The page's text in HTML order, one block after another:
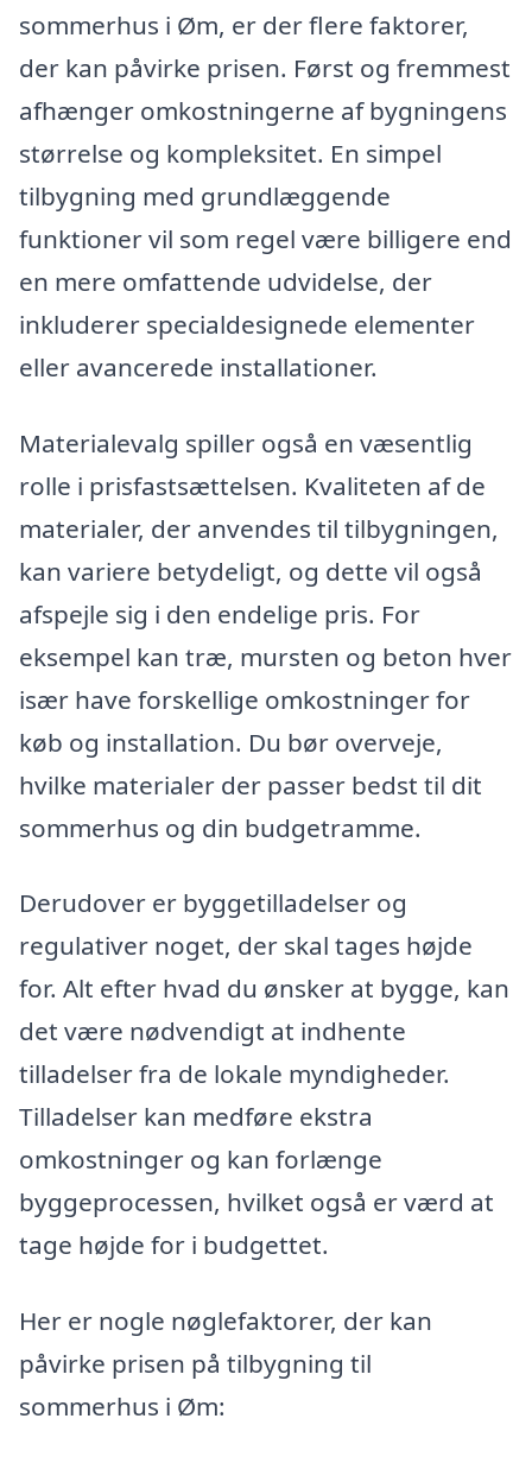
sommerhus i Øm, er der flere faktorer,
der kan påvirke prisen. Først og fremmest
afhænger omkostningerne af bygningens
størrelse og kompleksitet. En simpel
tilbygning med grundlæggende
funktioner vil som regel være billigere end
en mere omfattende udvidelse, der
inkluderer specialdesignede elementer
eller avancerede installationer.
Materialevalg spiller også en væsentlig
rolle i prisfastsættelsen. Kvaliteten af de
materialer, der anvendes til tilbygningen,
kan variere betydeligt, og dette vil også
afspejle sig i den endelige pris. For
eksempel kan træ, mursten og beton hver
især have forskellige omkostninger for
køb og installation. Du bør overveje,
hvilke materialer der passer bedst til dit
sommerhus og din budgetramme.
Derudover er byggetilladelser og
regulativer noget, der skal tages højde
for. Alt efter hvad du ønsker at bygge, kan
det være nødvendigt at indhente
tilladelser fra de lokale myndigheder.
Tilladelser kan medføre ekstra
omkostninger og kan forlænge
byggeprocessen, hvilket også er værd at
tage højde for i budgettet.
Her er nogle nøglefaktorer, der kan
påvirke prisen på tilbygning til
sommerhus i Øm: